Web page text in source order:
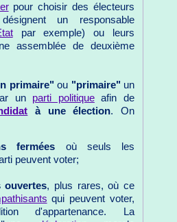
pour choisir des électeurs
un responsable
par exemple) ou leurs
assemblée de deuxième
primaire" ou "primaire" un
un parti politiqueafin de
à une élection. On
fermées où seuls les
peuvent voter;
ouvertes, plus rares, où ce
qui peuvent voter,
d'appartenance. La